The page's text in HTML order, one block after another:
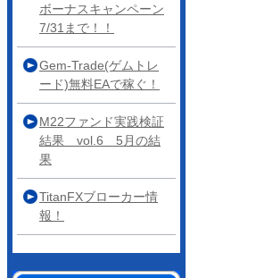
ボーナスキャンペーン
7/31まで！！
Gem-Trade(ゲムトレ
ード)無料EAで稼ぐ！
M22ファンド実践検証
結果 vol.6 5月の結
果
TitanFXブローカー情
報！